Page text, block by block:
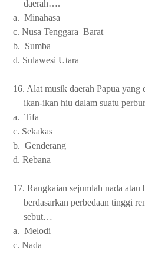
daerah….
a.
c. Nusa Tenggara Barat
b.
d. Sulawesi Utara
16. Alat musik daerah Papua
ikan-ikan hiu dalam suatu
a.
c. Sekakas
b.
d. Rebana
17. Rangkaian sejumlah nada
berdasarkan perbedaan tinggi
sebut…
a.
c. Nada